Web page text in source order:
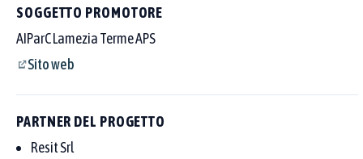
SOGGETTO PROMOTORE
AIParC Lamezia Terme APS
Sito web
PARTNER DEL PROGETTO
Resit Srl